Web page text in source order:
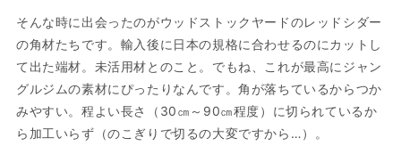
そんな時に出会ったのがウッドストックヤードのレッドシダー
の角材たちです。輸入後に日本の規格に合わせるのにカットし
て出た端材。未活用材とのこと。でもね、これが最高にジャン
グルジムの素材にぴったりなんです。角が落ちているからつか
みやすい。程よい長さ（30㎝～90㎝程度）に切られているか
ら加工いらず（のこぎりで切るの大変ですから…）。